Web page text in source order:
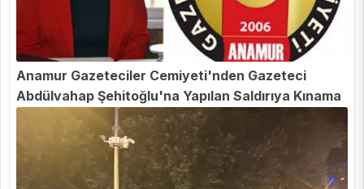
Anamur Gazeteciler Cemiyeti'nden Gazeteci
Abdülvahap Şehitoğlu'na Yapılan Saldırıya Kınama